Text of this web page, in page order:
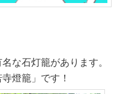
な石灯籠があります。
燈籠」です！